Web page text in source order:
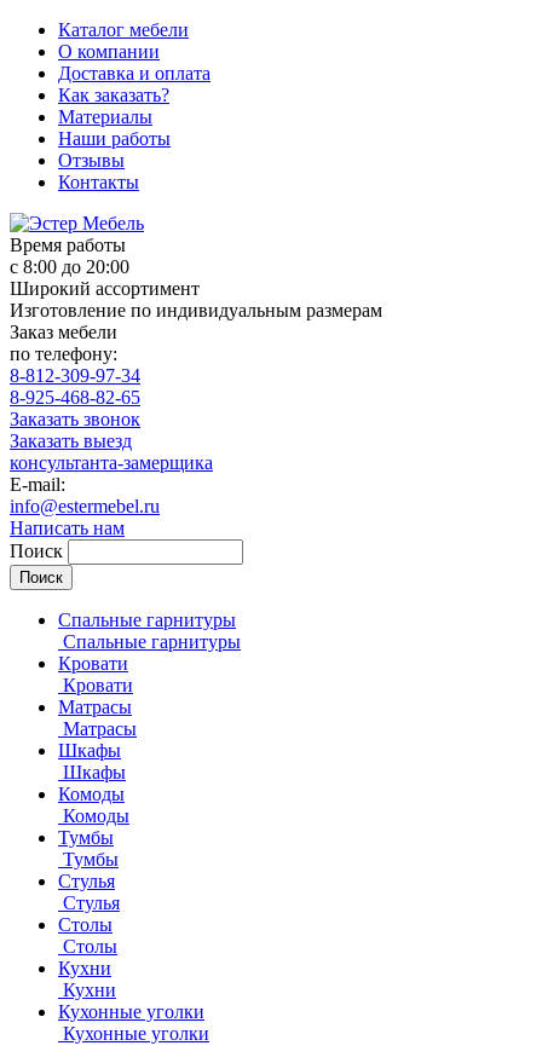
Каталог мебели
О компании
Доставка и оплата
Как заказать?
Материалы
Наши работы
Отзывы
Контакты
Время работы
с 8:00 до 20:00
Широкий ассортимент
Изготовление по индивидуальным размерам
Заказ мебели
по телефону:
8-812-309-97-34
8-925-468-82-65
Заказать звонок
Заказать выезд
консультанта-замерщика
E-mail:
info@estermebel.ru
Написать нам
Поиск
Спальные гарнитуры
Спальные гарнитуры
Кровати
Кровати
Матрасы
Матрасы
Шкафы
Шкафы
Комоды
Комоды
Тумбы
Тумбы
Стулья
Стулья
Столы
Столы
Кухни
Кухни
Кухонные уголки
Кухонные уголки